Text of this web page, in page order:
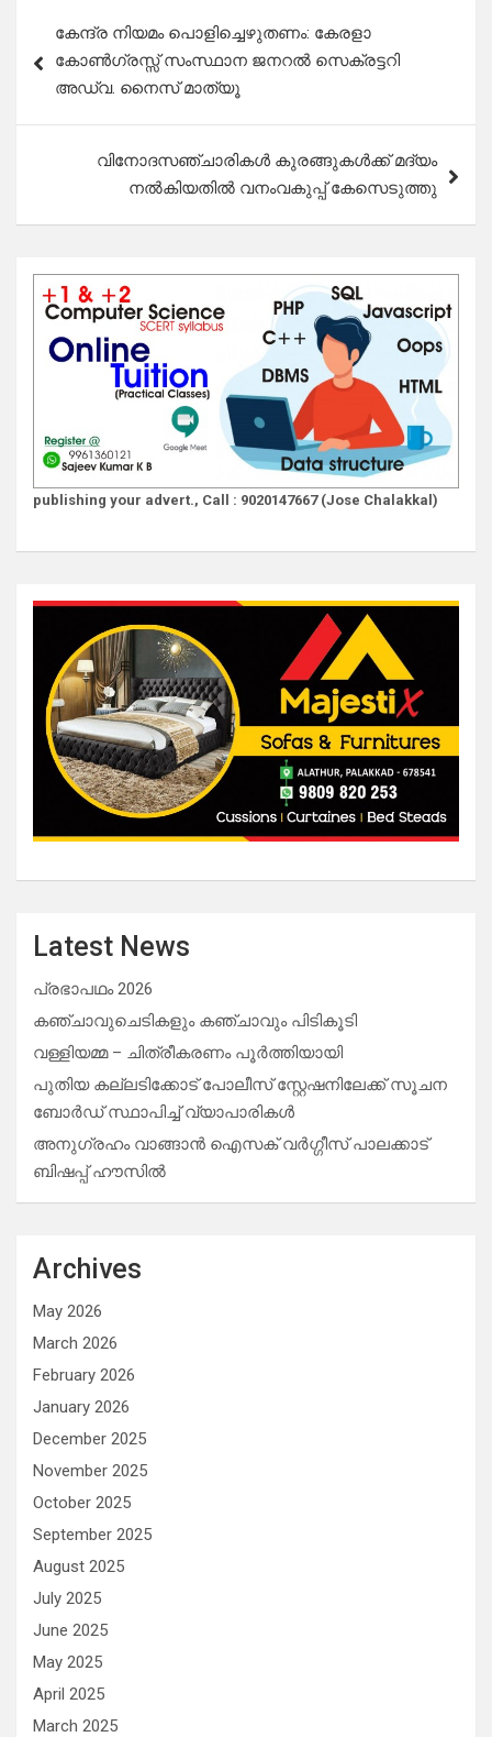
navigation
കേന്ദ്ര നിയമം പൊളിച്ചെഴുതണം: കേരളാ
കോൺഗ്രസ്സ് സംസ്ഥാന ജനറൽ സെക്രട്ടറി
അഡ്വ. നൈസ് മാത്യൂ
വിനോദസഞ്ചാരികൾ കുരങ്ങുകൾക്ക് മദ്യം
നൽകിയതിൽ വനംവകുപ്പ് കേസെടുത്തു
publishing your advert., Call : 9020147667 (Jose Chalakkal)
Latest News
പ്രഭാപഥം 2026
കഞ്ചാവുചെടികളും കഞ്ചാവും പിടികൂടി
വള്ളിയമ്മ – ചിത്രീകരണം പൂർത്തിയായി
പുതിയ കല്ലടിക്കോട് പോലീസ് സ്റ്റേഷനിലേക്ക് സൂചന
ബോർഡ് സ്ഥാപിച്ച് വ്യാപാരികൾ
അനുഗ്രഹം വാങ്ങാൻ ഐസക് വര്‍ഗ്ഗീസ് പാലക്കാട്
ബിഷപ്പ് ഹൗസില്‍
Archives
May 2026
March 2026
February 2026
January 2026
December 2025
November 2025
October 2025
September 2025
August 2025
July 2025
June 2025
May 2025
April 2025
March 2025